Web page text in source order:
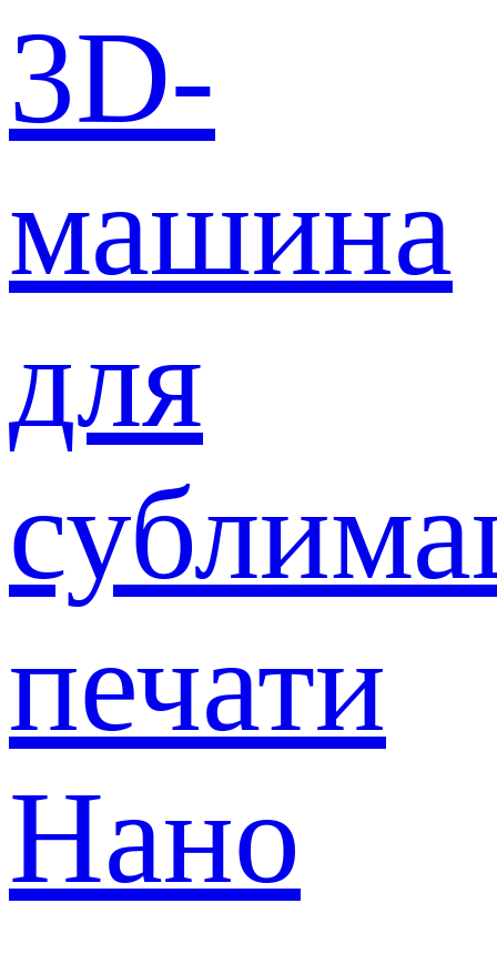
3D-
машина
для
печати
Нано